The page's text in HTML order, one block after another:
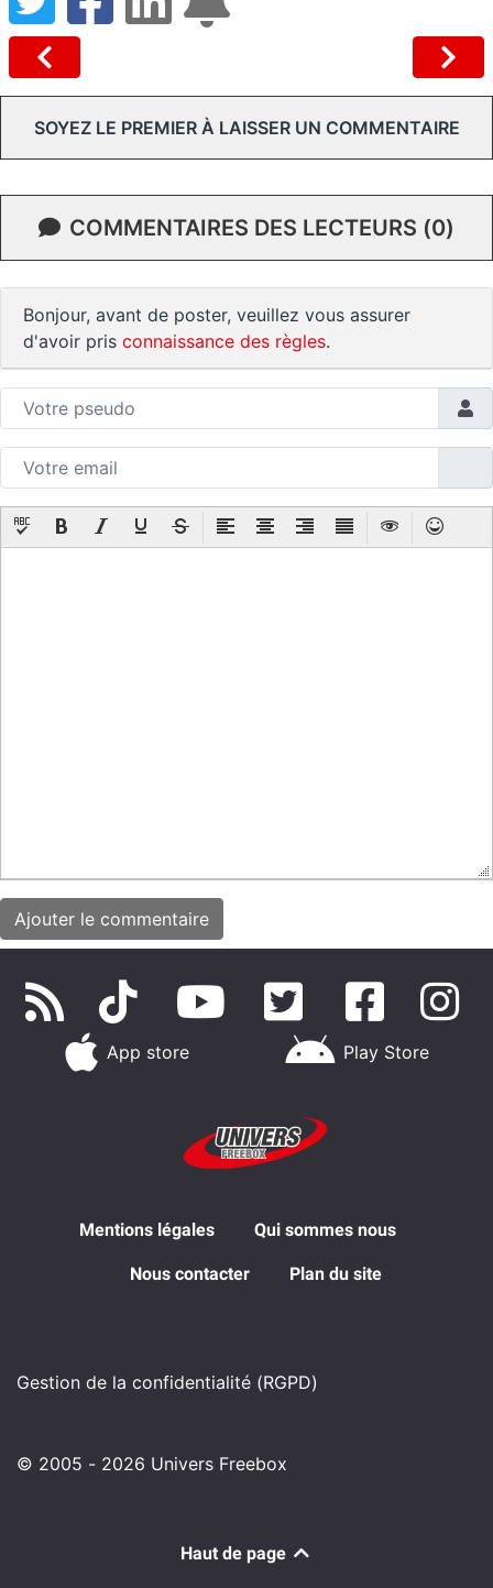
SOYEZ LE PREMIER À LAISSER UN COMMENTAIRE
COMMENTAIRES DES LECTEURS (0)
Bonjour, avant de poster, veuillez vous assurer
d'avoir pris connaissance des règles.
App store Play Store
Mentions légales Qui sommes nous
Nous contacter Plan du site
Gestion de la confidentialité (RGPD)
© 2005 - 2026 Univers Freebox
Haut de page